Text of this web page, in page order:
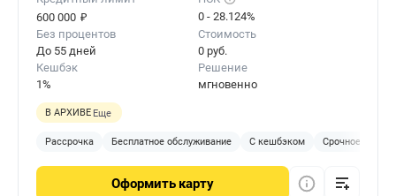
600 000 ₽
0 - 28.124%
Без процентов
До 55 дней
Стоимость
0 руб.
Кешбэк
1%
Решение
мгновенно
В АРХИВЕ Еще
Рассрочка Бесплатное обслуживание С кешбэком Срочное
Оформить карту